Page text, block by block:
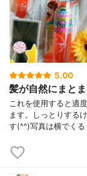
5.00
髪が自然にまとま
これを使用すると適
ます。しっとりする
す(^^)写真は横でく